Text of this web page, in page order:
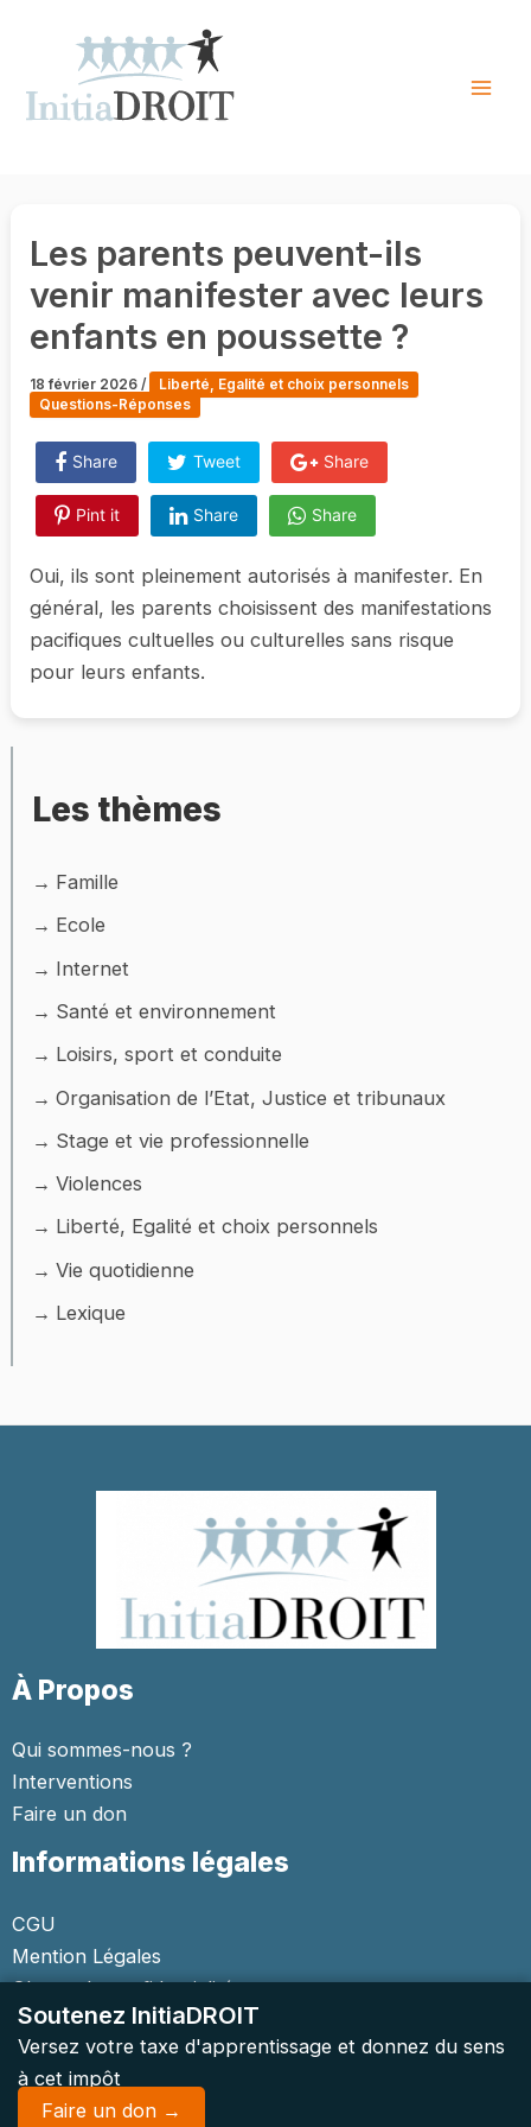
Les parents peuvent-ils
venir manifester avec leurs
enfants en poussette ?
18 février 2026/
Liberté, Egalité et choix personnels
Questions-Réponses
Share Tweet Share
Pint it Share Share
Oui, ils sont pleinement autorisés à manifester. En
général, les parents choisissent des manifestations
pacifiques cultuelles ou culturelles sans risque
pour leurs enfants.
Les thèmes
Famille
Ecole
Internet
Santé et environnement
Loisirs, sport et conduite
Organisation de l’Etat, Justice et tribunaux
Stage et vie professionnelle
Violences
Liberté, Egalité et choix personnels
Vie quotidienne
Lexique
À Propos
Qui sommes-nous ?
Interventions
Faire un don
Informations légales
CGU
Mention Légales
Charte de confidentialité
Copyright © 2026 Initiadroit | Tous droits réservés
Soutenez InitiaDROIT
Versez votre taxe d'apprentissage et donnez du sens
à cet impôt
Faire un don →